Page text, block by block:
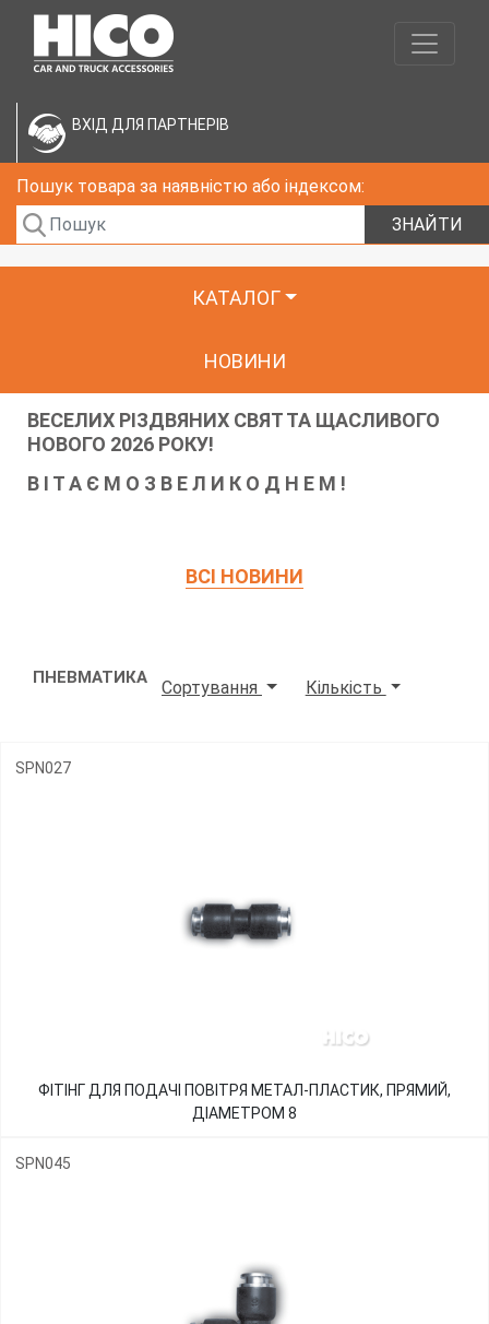
ВХІД ДЛЯ ПАРТНЕРІВ
Пошук товара за наявністю або індексом:
ЗНАЙТИ
КАТАЛОГ
НОВИНИ
ВЕСЕЛИХ РІЗДВЯНИХ СВЯТ ТА ЩАСЛИВОГО
НОВОГО 2026 РОКУ!
В І Т А Є М О З В Е Л И К О Д Н Е М !
ВСІ НОВИНИ
ПНЕВМАТИКА Кількість
Сортування
SPN027
ФІТІНГ ДЛЯ ПОДАЧІ ПОВІТРЯ МЕТАЛ-ПЛАСТИК, ПРЯМИЙ,
ДІАМЕТРОМ 8
SPN045